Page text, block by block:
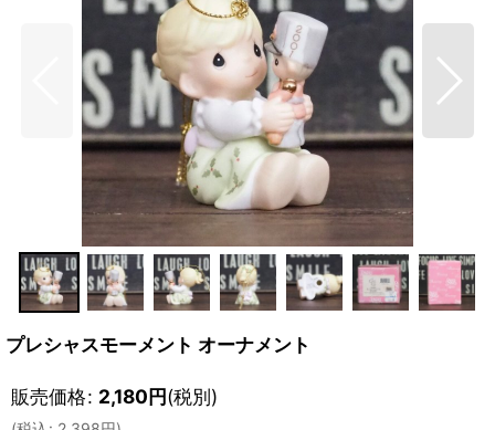
プレシャスモーメント オーナメント
販売価格: 2,180円(税別)